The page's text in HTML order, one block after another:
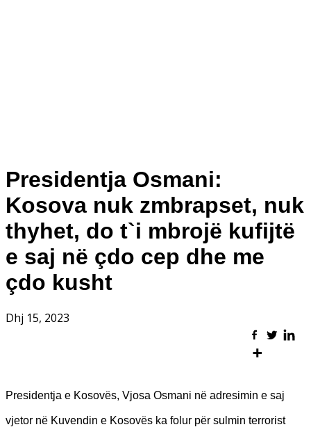
Presidentja Osmani:
Kosova nuk zmbrapset, nuk
thyhet, do t`i mbrojë kufijtë
e saj në çdo cep dhe me
çdo kusht
Dhj 15, 2023
Presidentja e Kosovës, Vjosa Osmani në adresimin e saj
vjetor në Kuvendin e Kosovës ka folur për sulmin terrorist